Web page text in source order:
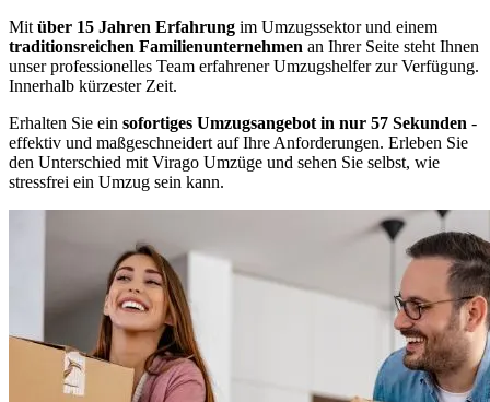
Mit über 15 Jahren Erfahrung im Umzugssektor und einem
traditionsreichen Familienunternehmen an Ihrer Seite steht Ihnen
unser professionelles Team erfahrener Umzugshelfer zur Verfügung.
Innerhalb kürzester Zeit.
Erhalten Sie ein sofortiges Umzugsangebot in nur 57 Sekunden -
effektiv und maßgeschneidert auf Ihre Anforderungen. Erleben Sie
den Unterschied mit Virago Umzüge und sehen Sie selbst, wie
stressfrei ein Umzug sein kann.